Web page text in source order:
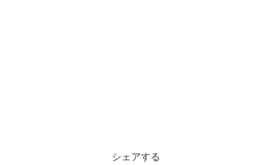
シェアする